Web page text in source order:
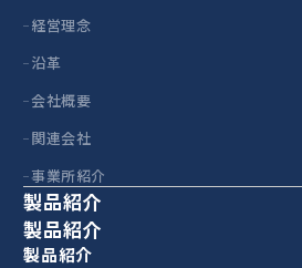
経営理念
沿革
会社概要
関連会社
事業所紹介
製品紹介
製品紹介
製品紹介